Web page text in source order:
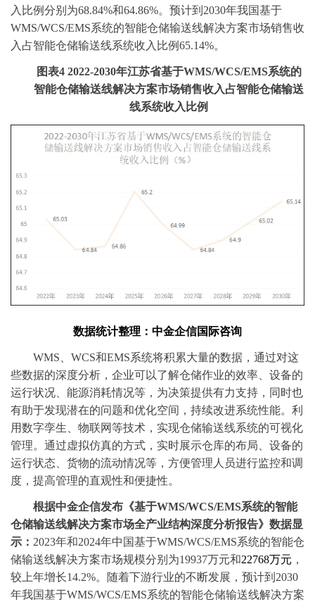
入比例分别为68.84%和64.86%。预计到2030年我国基于
WMS/WCS/EMS系统的智能仓储输送线解决方案市场销售收
入占智能仓储输送线系统收入比例65.14%。
图表4 2022-2030年江苏省基于WMS/WCS/EMS系统的
智能仓储输送线解决方案市场销售收入占智能仓储输送
线系统收入比例
数据统计整理：中金企信国际咨询
WMS、WCS和EMS系统将积累大量的数据，通过对这
些数据的深度分析，企业可以了解仓储作业的效率、设备的
运行状况、能源消耗情况等，为决策提供有力支持，同时也
有助于发现潜在的问题和优化空间，持续改进系统性能。利
用数字孪生、物联网等技术，实现仓储输送线系统的可视化
管理。通过虚拟仿真的方式，实时展示仓库的布局、设备的
运行状态、货物的流动情况等，方便管理人员进行监控和调
度，提高管理的直观性和便捷性。
根据中金企信发布《基于WMS/WCS/EMS系统的智能
仓储输送线解决方案市场全产业结构深度分析报告》数据显
示： 2023年和2024年中国基于WMS/WCS/EMS系统的智能仓
储输送线解决方案市场规模分别为19937万元和22768万元 ，
较上年增长14.2%。随着下游行业的不断发展，预计到2030
年我国基于WMS/WCS/EMS系统的智能仓储输送线解决方案